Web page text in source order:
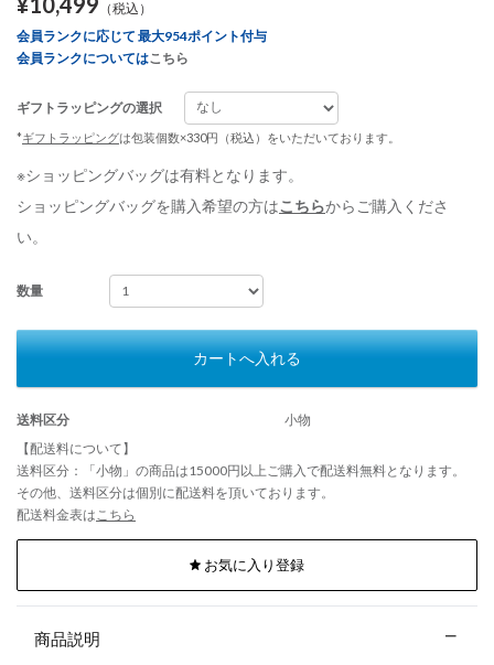
（税込）
会員ランクに応じて 最大954ポイント付与
会員ランクについてはこちら
ギフトラッピングの選択
*ギフトラッピングは包装個数×330円（税込）をいただいております。
※ショッピングバッグは有料となります。
ショッピングバッグを購入希望の方はこちらからご購入くださ
い。
数量
カートへ入れる
送料区分
小物
【配送料について】
送料区分：「小物」の商品は15000円以上ご購入で配送料無料となります。
その他、送料区分は個別に配送料を頂いております。
配送料金表は こちら
お気に入り登録
商品説明